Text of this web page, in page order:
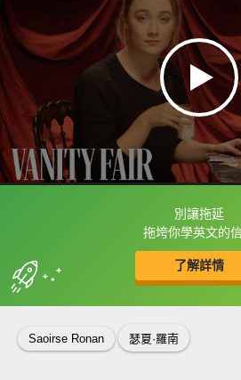
別讓拖延
拖垮你學英文的
了解詳情
框選或點兩下字幕可以直
收錄佳句
Saoirse Ronan 瑟夏·羅南